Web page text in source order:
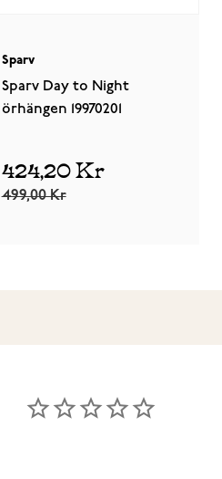
Sparv
Sparv Day to Night
örhängen 19970201
424,20 Kr
499,00 Kr